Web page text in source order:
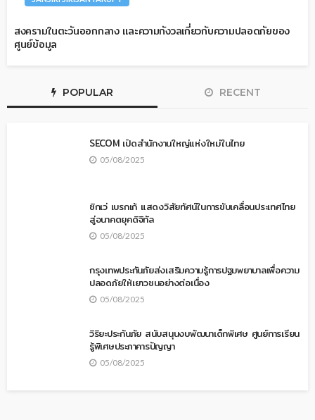
สงครามในตะวันออกกลาง และความกังวลเกี่ยวกับความปลอดภัยของ
ศูนย์ข้อมูล
POPULAR RECENT
SECOM เปิดสำนักงานใหญ่แห่งใหม่ในไทย
05/08/2025
ซิกเว่ เบรกเก้ แสดงวิสัยทัศน์ในการขับเคลื่อนประเทศไทย
สู่อนาคตยุคดิจิทัล
05/08/2025
กรุงเทพประกันภัยส่งเสริมความรู้การปฐมพยาบาลเพื่อความ
ปลอดภัยให้เยาวชนอย่างต่อเนื่อง
05/08/2025
วิริยะประกันภัย สนับสนุนงบพัฒนาเด็กพิเศษ ศูนย์การเรียน
รู้พิเศษประภาคารปัญญา
05/08/2025